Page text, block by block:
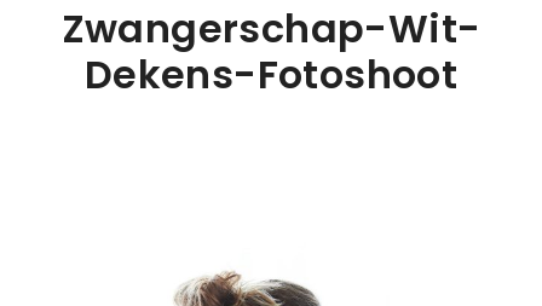
Zwangerschap-Wit-
Dekens-Fotoshoot